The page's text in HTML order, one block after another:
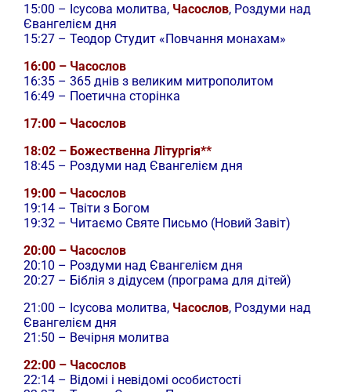
15:00 – Ісусова молитва, Часослов, Роздуми над
Євангелієм дня
15:27 – Теодор Студит «Повчання монахам»
16:00 – Часослов
16:35 – 365 днів з великим митрополитом
16:49 – Поетична сторінка
17:00 – Часослов
18:02 – Божественна Літургія**
18:45 – Роздуми над Євангелієм дня
19:00 – Часослов
19:14 – Твіти з Богом
19:32 – Читаємо Святе Письмо (Новий Завіт)
20:00 – Часослов
20:10 – Роздуми над Євангелієм дня
20:27 – Біблія з дідусем (програма для дітей)
21:00 – Ісусова молитва, Часослов, Роздуми над
Євангелієм дня
21:50 – Вечірня молитва
22:00 – Часослов
22:14 – Відомі і невідомі особистості